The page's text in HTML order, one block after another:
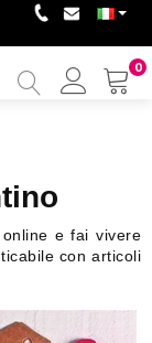
0
mio
online e fai vivere
con articoli